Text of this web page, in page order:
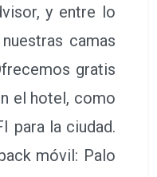
las Ciencias,
por toda la
o a pie,
Nuestro
uno de los
en